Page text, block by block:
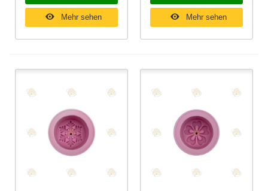
Mehr sehen Mehr sehen